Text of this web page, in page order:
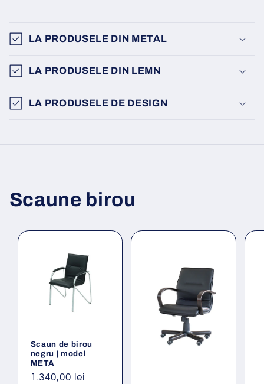
LA PRODUSELE DIN METAL
LA PRODUSELE DIN LEMN
LA PRODUSELE DE DESIGN
Scaune birou
Scaun de birou
negru | model
META
Preț
1.340,00 lei